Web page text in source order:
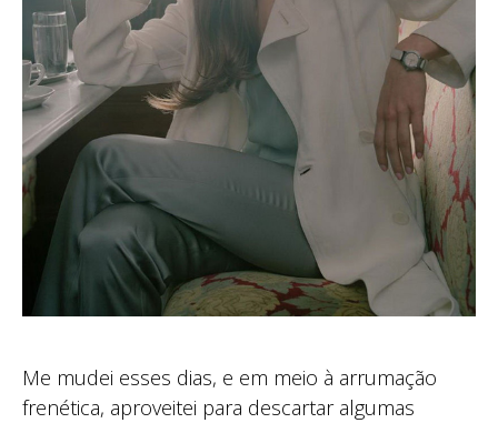
Me mudei esses dias, e em meio à arrumação
frenética, aproveitei para descartar algumas